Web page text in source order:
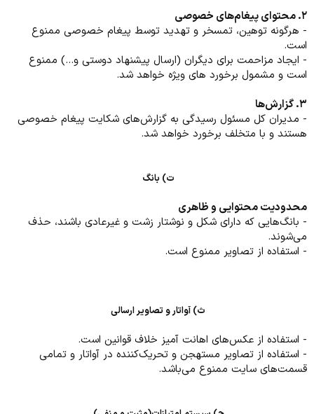
۲. محتوای پیغام‌های خصوصی
- هرگونه توهین، تمسخر و تهدید توسط پیغام خصوصی ممنوع
است.
- ایجاد مزاحمت برای دیگران (ارسال پیشنهاد دوستی و...) ممنوع
است و مشمول برخورد های ویژه خواهد شد.
۳. گزارش‌‌ها
- مدیران کل مسئول رسیدگی به گزارش‌های شکایت پیغام خصوصی
هستند و با متخلف برخورد خواهد شد.
ت) بانگ
محدودیت محتوایی و ظاهری
- بانگ‌هایی که دارای شکل و نوشتار زشت و غیرعادی باشند، حذف
می‌شوند.
- استفاده از تصاویر ممنوع است.
ث) آواتار و تصاویر ارسالی
- استفاده از عکس‌های اهانت آمیز خلاف قوانین است.
- استفاده از تصاویر مستهجن و تحریک‌کننده در آواتار و تمامی
قسمت‌های سایت ممنوع می‌باشد.